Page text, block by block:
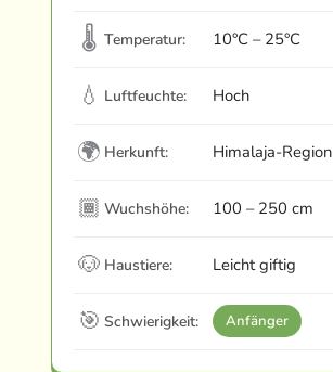
🌡 Temperatur: 10°C – 25°C
💧 Luftfeuchte: Hoch
🌍 Herkunft: Himalaja-Region
🏾 Wuchshöhe: 100 – 250 cm
🐶 Haustiere: Leicht giftig
🎯 Schwierigkeit: Anfänger